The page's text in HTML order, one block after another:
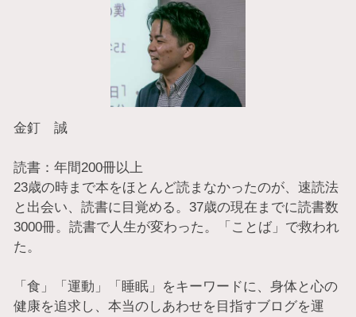
金釘 誠
読書：年間200冊以上
23歳の時まで本をほとんど読まなかったのが、速読法
と出会い、読書に目覚める。37歳の現在までに読書数
3000冊。読書で人生が変わった。「ことば」で救われ
た。
「食」「運動」「睡眠」をキーワードに、身体と心の
健康を追求し、本当のしあわせを目指すブログを運